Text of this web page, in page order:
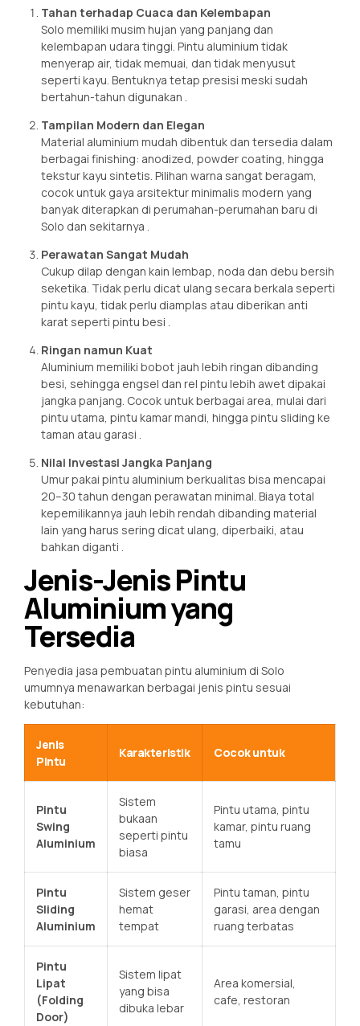
Tahan terhadap Cuaca dan Kelembapan
Solo memiliki musim hujan yang panjang dan
kelembapan udara tinggi. Pintu aluminium tidak
menyerap air, tidak memuai, dan tidak menyusut
seperti kayu. Bentuknya tetap presisi meski sudah
bertahun-tahun digunakan .
Tampilan Modern dan Elegan
Material aluminium mudah dibentuk dan tersedia dalam
berbagai finishing: anodized, powder coating, hingga
tekstur kayu sintetis. Pilihan warna sangat beragam,
cocok untuk gaya arsitektur minimalis modern yang
banyak diterapkan di perumahan-perumahan baru di
Solo dan sekitarnya .
Perawatan Sangat Mudah
Cukup dilap dengan kain lembap, noda dan debu bersih
seketika. Tidak perlu dicat ulang secara berkala seperti
pintu kayu, tidak perlu diamplas atau diberikan anti
karat seperti pintu besi .
Ringan namun Kuat
Aluminium memiliki bobot jauh lebih ringan dibanding
besi, sehingga engsel dan rel pintu lebih awet dipakai
jangka panjang. Cocok untuk berbagai area, mulai dari
pintu utama, pintu kamar mandi, hingga pintu sliding ke
taman atau garasi .
Nilai Investasi Jangka Panjang
Umur pakai pintu aluminium berkualitas bisa mencapai
20–30 tahun dengan perawatan minimal. Biaya total
kepemilikannya jauh lebih rendah dibanding material
lain yang harus sering dicat ulang, diperbaiki, atau
bahkan diganti .
Jenis-Jenis Pintu
Aluminium yang
Tersedia
Penyedia jasa pembuatan pintu aluminium di Solo
umumnya menawarkan berbagai jenis pintu sesuai
kebutuhan:
Jenis
Pintu
Karakteristik Cocok untuk
Pintu
Swing
Aluminium
Sistem
bukaan
seperti pintu
biasa
Pintu utama, pintu
kamar, pintu ruang
tamu
Pintu
Sliding
Aluminium
Sistem geser
hemat
tempat
Pintu taman, pintu
garasi, area dengan
ruang terbatas
Pintu
Lipat
(Folding
Door)
Sistem lipat
yang bisa
dibuka lebar
Area komersial,
cafe, restoran